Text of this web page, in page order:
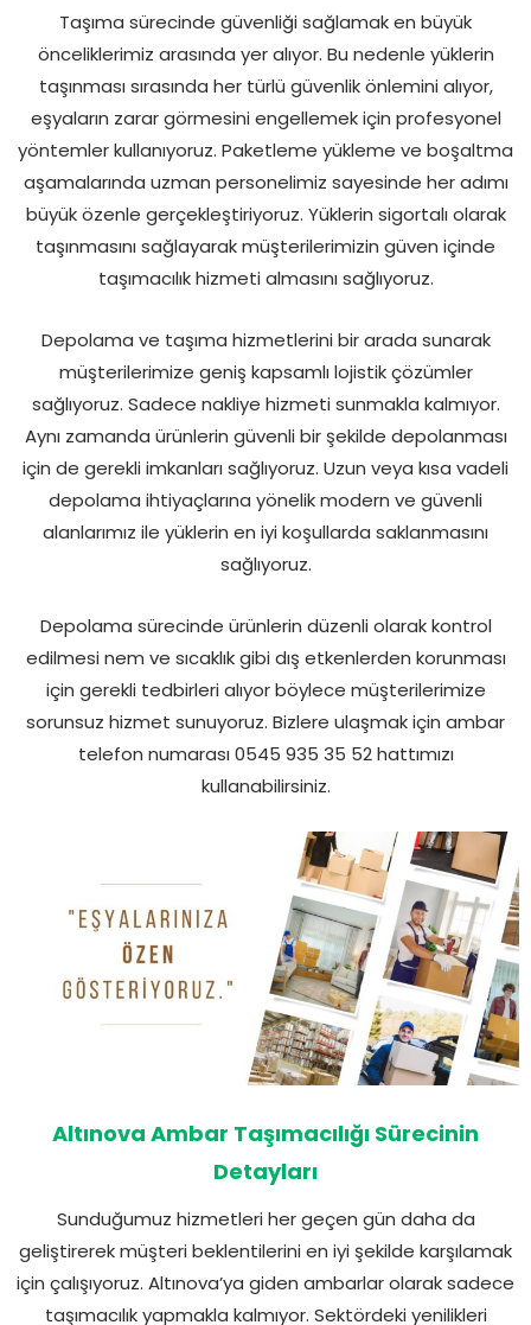
Taşıma sürecinde güvenliği sağlamak en büyük
önceliklerimiz arasında yer alıyor. Bu nedenle yüklerin
taşınması sırasında her türlü güvenlik önlemini alıyor,
eşyaların zarar görmesini engellemek için profesyonel
yöntemler kullanıyoruz. Paketleme yükleme ve boşaltma
aşamalarında uzman personelimiz sayesinde her adımı
büyük özenle gerçekleştiriyoruz. Yüklerin sigortalı olarak
taşınmasını sağlayarak müşterilerimizin güven içinde
taşımacılık hizmeti almasını sağlıyoruz.
Depolama ve taşıma hizmetlerini bir arada sunarak
müşterilerimize geniş kapsamlı lojistik çözümler
sağlıyoruz. Sadece nakliye hizmeti sunmakla kalmıyor.
Aynı zamanda ürünlerin güvenli bir şekilde depolanması
için de gerekli imkanları sağlıyoruz. Uzun veya kısa vadeli
depolama ihtiyaçlarına yönelik modern ve güvenli
alanlarımız ile yüklerin en iyi koşullarda saklanmasını
sağlıyoruz.
Depolama sürecinde ürünlerin düzenli olarak kontrol
edilmesi nem ve sıcaklık gibi dış etkenlerden korunması
için gerekli tedbirleri alıyor böylece müşterilerimize
sorunsuz hizmet sunuyoruz. Bizlere ulaşmak için ambar
telefon numarası 0545 935 35 52 hattımızı
kullanabilirsiniz.
Altınova Ambar Taşımacılığı Sürecinin
Detayları
Sunduğumuz hizmetleri her geçen gün daha da
geliştirerek müşteri beklentilerini en iyi şekilde karşılamak
için çalışıyoruz. Altınova’ya giden ambarlar olarak sadece
taşımacılık yapmakla kalmıyor. Sektördeki yenilikleri